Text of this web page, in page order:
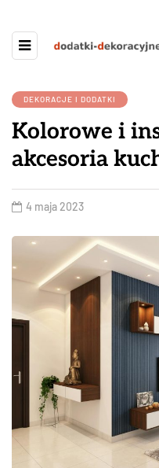
DEKORACJE I DODATKI
Kolorowe i
akcesoria
4 maja 2023